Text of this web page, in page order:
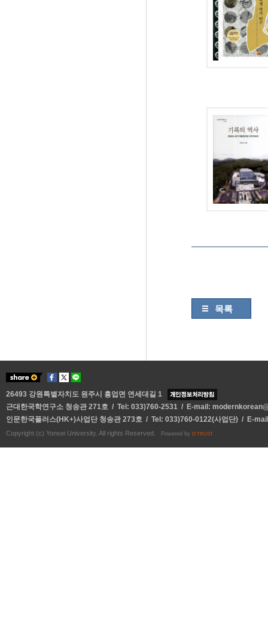
목록
26493 강원특별자치도 원주시 흥업면 연세대길 1
근대한국학연구소 청송관 271호 / Tel: 033)760-2531 / E-mail:
인문한국플러스(HK+)사업단 청송관 273호 / Tel: 033)760-0122(사업단) / E-
Copyright (c) Yonsei University. All rights Reserved. Powered by D'TRUST